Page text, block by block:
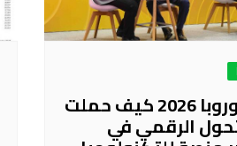
موني 20/20 أوروبا 2026 كيف حملت
الرقمي في